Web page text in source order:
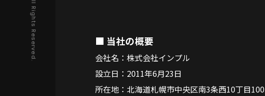
■ 当社の概要
会社名：株式会社インプル
設立日：2011年6月23日
所在地：北海道札幌市中央区南3条西10丁目